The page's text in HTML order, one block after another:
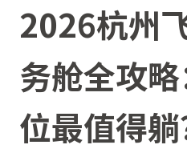
2026杭州
务舱全攻
位最值得躺